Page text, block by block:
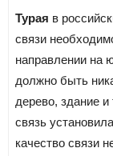
Турая в
связи
направлении на
должно быть
дерево, здание
связь
качество связи